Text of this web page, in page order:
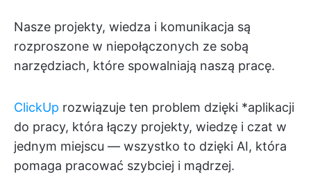
Nasze projekty, wiedza i komunikacja są
rozproszone w niepołączonych ze sobą
narzędziach, które spowalniają naszą pracę.
ClickUp rozwiązuje ten problem dzięki *aplikacji
do pracy, która łączy projekty, wiedzę i czat w
jednym miejscu — wszystko to dzięki AI, która
pomaga pracować szybciej i mądrzej.